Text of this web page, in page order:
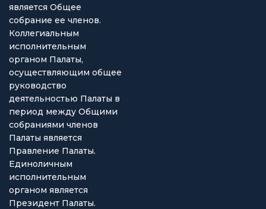
является Общее
собрание ее членов.
Коллегиальным
исполнительным
органом Палаты,
осуществляющим общее
руководство
деятельностью Палаты в
период между Общими
собраниями членов
Палаты является
Правление Палаты.
Единоличным
исполнительным
органом является
Президент Палаты.